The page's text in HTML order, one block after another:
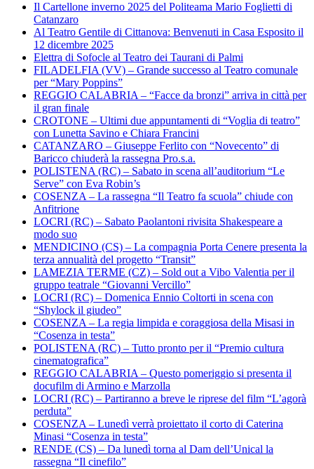
Il Cartellone inverno 2025 del Politeama Mario Foglietti di
Catanzaro
Al Teatro Gentile di Cittanova: Benvenuti in Casa Esposito il
12 dicembre 2025
Elettra di Sofocle al Teatro dei Taurani di Palmi
FILADELFIA (VV) – Grande successo al Teatro comunale
per “Mary Poppins”
REGGIO CALABRIA – “Facce da bronzi” arriva in città per
il gran finale
CROTONE – Ultimi due appuntamenti di “Voglia di teatro”
con Lunetta Savino e Chiara Francini
CATANZARO – Giuseppe Ferlito con “Novecento” di
Baricco chiuderà la rassegna Pro.s.a.
POLISTENA (RC) – Sabato in scena all’auditorium “Le
Serve” con Eva Robin’s
COSENZA – La rassegna “Il Teatro fa scuola” chiude con
Anfitrione
LOCRI (RC) – Sabato Paolantoni rivisita Shakespeare a
modo suo
MENDICINO (CS) – La compagnia Porta Cenere presenta la
terza annualità del progetto “Transit”
LAMEZIA TERME (CZ) – Sold out a Vibo Valentia per il
gruppo teatrale “Giovanni Vercillo”
LOCRI (RC) – Domenica Ennio Coltorti in scena con
“Shylock il giudeo”
COSENZA – La regia limpida e coraggiosa della Misasi in
“Cosenza in testa”
POLISTENA (RC) – Tutto pronto per il “Premio cultura
cinematografica”
REGGIO CALABRIA – Questo pomeriggio si presenta il
docufilm di Armino e Marzolla
LOCRI (RC) – Partiranno a breve le riprese del film “L’agorà
perduta”
COSENZA – Lunedì verrà proiettato il corto di Caterina
Minasi “Cosenza in testa”
RENDE (CS) – Da lunedì torna al Dam dell’Unical la
rassegna “Il cinefilo”